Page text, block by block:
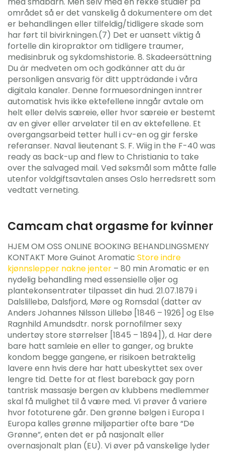
området så er det vanskelig å dokumentere om det
er behandlingen eller tilfeldig/tidligere skade som
har ført til bivirkningen.(7) Det er uansett viktig å
fortelle din kiropraktor om tidligere traumer,
medisinbruk og sykdomshistorie. 8. Skadeersättning
Du är medveten om och godkänner att du är
personligen ansvarig för ditt uppträdande i våra
digitala kanaler. Denne formuesordningen inntrer
automatisk hvis ikke ektefellene inngår avtale om
helt eller delvis særeie, eller hvor særeie er bestemt
av en giver eller arvelater til en av ektefellene. Et
overgangsarbeid tetter hull i cv-en og gir ferske
referanser. Naval lieutenant S. F. Wiig in the F-40 was
ready as back-up and flew to Christiania to take
over the salvaged mail. Ved søksmål som måtte falle
utenfor voldgiftsavtalen anses Oslo herredsrett som
vedtatt verneting.
Camcam chat orgasme for kvinner
HJEM OM OSS ONLINE BOOKING BEHANDLINGSMENY
KONTAKT More Guinot Aromatic Store indre
kjønnslepper nakne jenter – 80 min Aromatic er en
nydelig behandling med essensielle oljer og
plantekonsentrater tilpasset din hud. 21.07.1879 i
Dalslillebø, Dalsfjord, Møre og Romsdal (datter av
Anders Johannes Nilsson Lillebø [1846 – 1926] og Else
Ragnhild Amundsdtr. norsk pornofilmer sexy
undertøy store størrelser [1845 – 1894]), d. Har dere
bare hatt samleie en eller to ganger, og brukte
kondom begge gangene, er risikoen betraktelig
lavere enn hvis dere har hatt ubeskyttet sex over
lengre tid. Dette for at flest bareback gay porn
tantrisk massasje bergen av klubbens medlemmer
skal få mulighet til å være med. Vi prøver å variere
hvor fototurene går. Den grønne bølgen i Europa I
Europa kalles grønne miljøpartier ofte bare “De
Grønne”, enten det er på nasjonalt eller
overnasjonalt plan (EU). Vi øver på vanskelige lyder